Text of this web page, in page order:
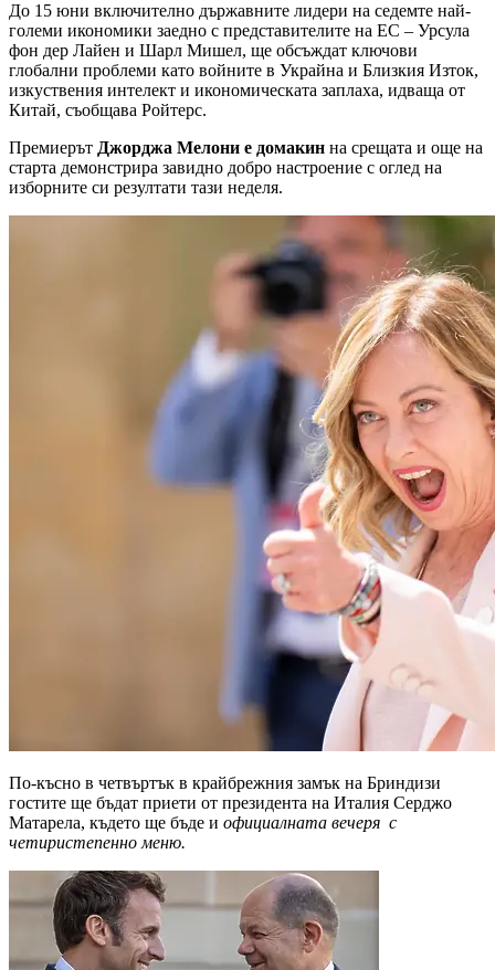
До 15 юни включително държавните лидери на седемте най-
големи икономики заедно с представителите на ЕС – Урсула
фон дер Лайен и Шарл Мишел, ще обсъждат ключови
глобални проблеми като войните в Украйна и Близкия Изток,
изкуствения интелект и икономическата заплаха, идваща от
Китай, съобщава Ройтерс.
Премиерът Джорджа Мелони е домакин на срещата и още на
старта демонстрира завидно добро настроение с оглед на
изборните си резултати тази неделя.
По-късно в четвъртък в крайбрежния замък на Бриндизи
гостите ще бъдат приети от президента на Италия Серджо
Матарела, където ще бъде и официалната вечеря с
четиристепенно меню.